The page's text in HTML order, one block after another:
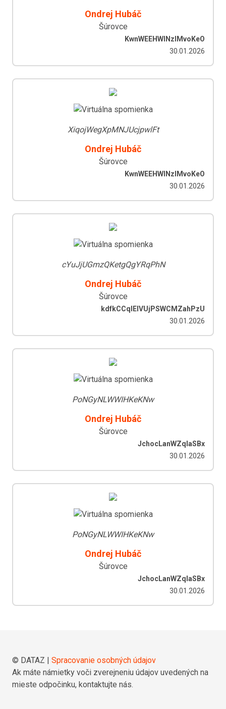
Ondrej Hubáč
Šúrovce
KwnWEEHWlNzIMvoKeO
30.01.2026
XiqojWegXpMNJUcjpwlFt
Ondrej Hubáč
Šúrovce
KwnWEEHWlNzIMvoKeO
30.01.2026
cYuJjUGmzQKetgQgYRqPhN
Ondrej Hubáč
Šúrovce
kdfkCCqIEIVUjPSWCMZahPzU
30.01.2026
PoNGyNLWWIHKeKNw
Ondrej Hubáč
Šúrovce
JchocLanWZqlaSBx
30.01.2026
PoNGyNLWWIHKeKNw
Ondrej Hubáč
Šúrovce
JchocLanWZqlaSBx
30.01.2026
© DATAZ | Spracovanie osobných údajov
Ak máte námietky voči zverejneniu údajov uvedených na
mieste odpočinku, kontaktujte nás.